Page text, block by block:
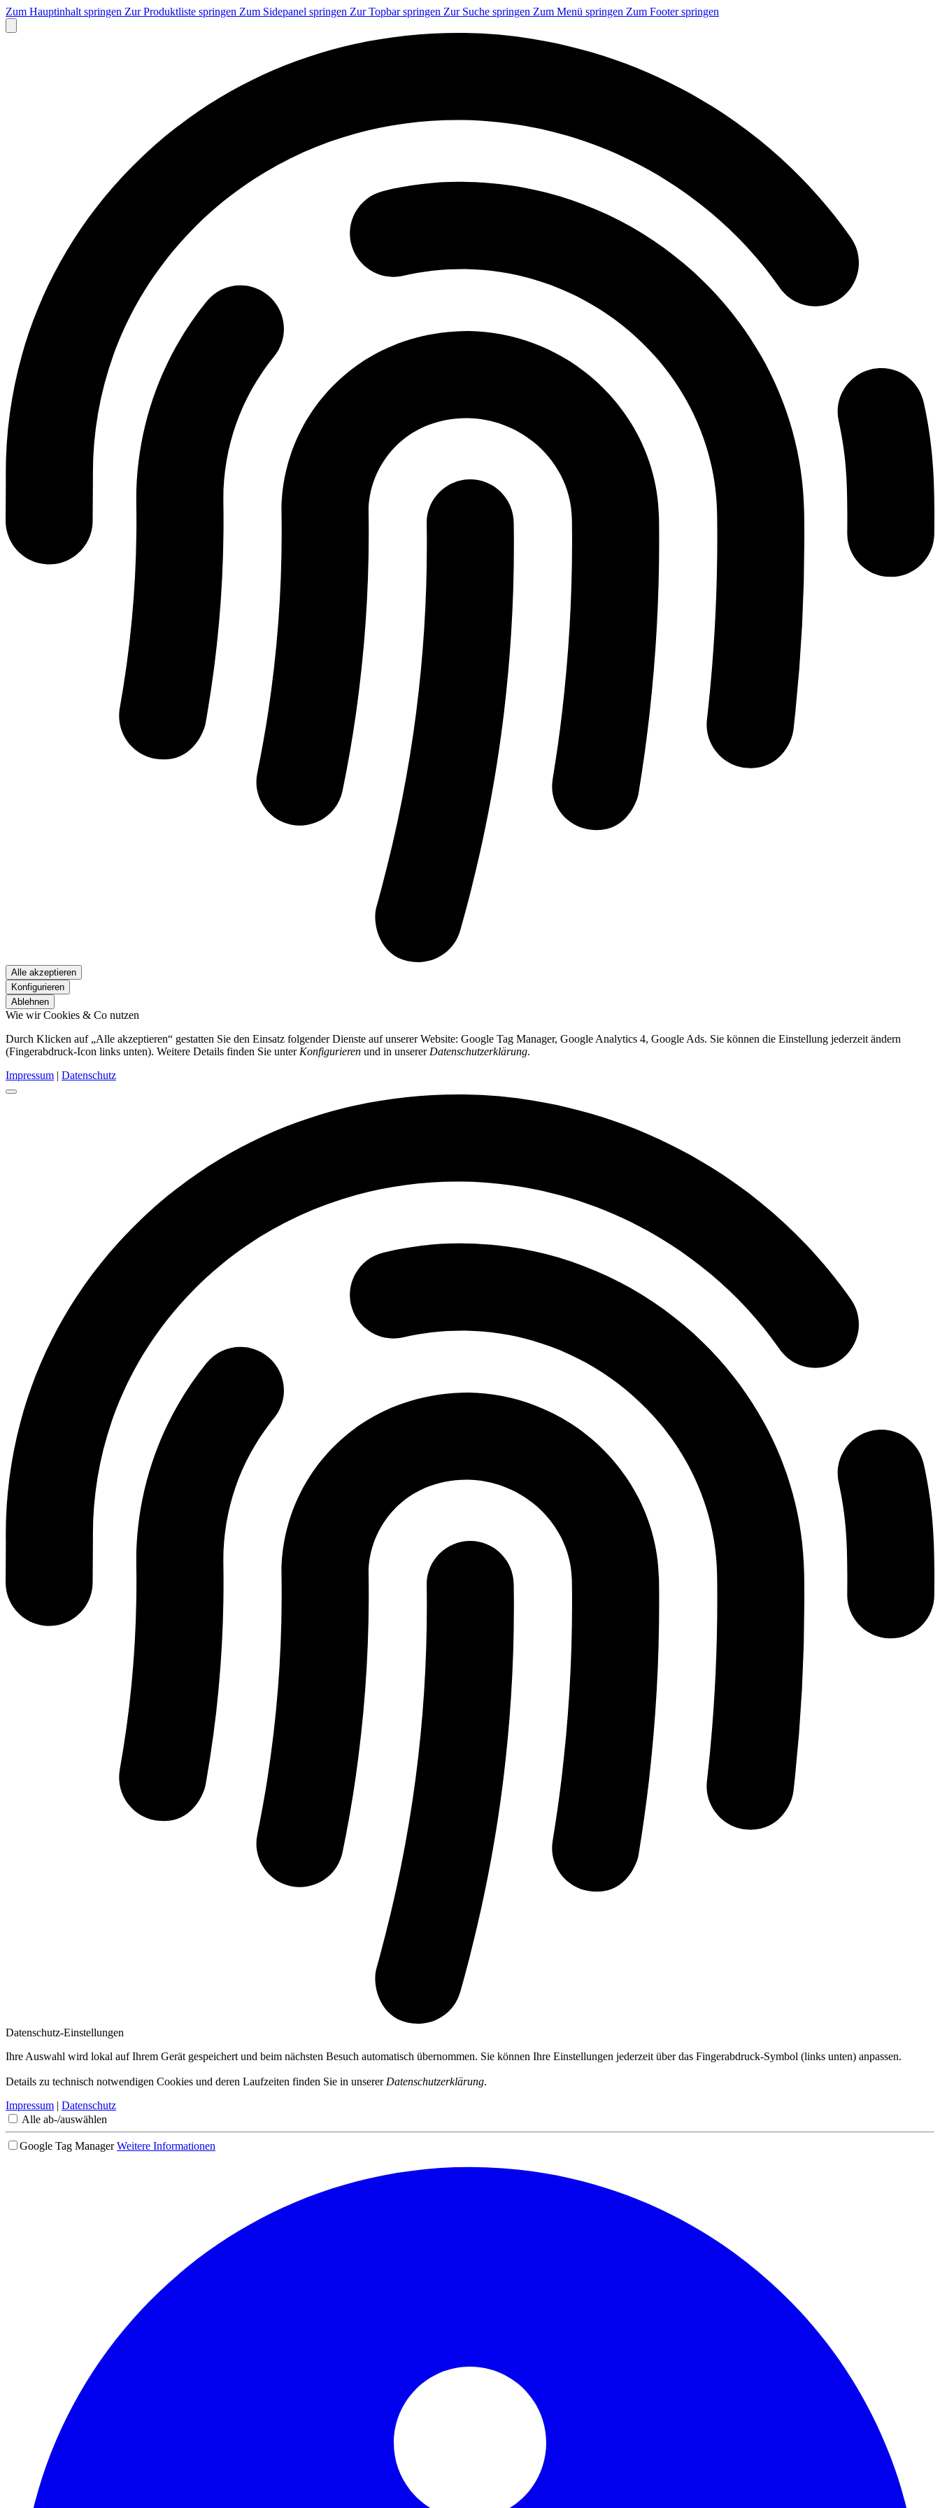
Zum Hauptinhalt springen Zur Produktliste springen Zum Sidepanel springen Zur Topbar springen Zur Suche springen Zum Menü springen Zum Footer springen
Alle akzeptieren
Konfigurieren
Ablehnen
Wie wir Cookies & Co nutzen
Durch Klicken auf „Alle akzeptieren“ gestatten Sie den Einsatz folgender Dienste auf unserer Website: Google Tag Manager, Google Analytics 4, Google Ads. Sie können die Einstellung jederzeit ändern
(Fingerabdruck-Icon links unten). Weitere Details finden Sie unter Konfigurieren und in unserer Datenschutzerklärung.
Impressum | Datenschutz
Datenschutz-Einstellungen
Ihre Auswahl wird lokal auf Ihrem Gerät gespeichert und beim nächsten Besuch automatisch übernommen. Sie können Ihre Einstellungen jederzeit über das Fingerabdruck-Symbol (links unten) anpassen.
Details zu technisch notwendigen Cookies und deren Laufzeiten finden Sie in unserer Datenschutzerklärung.
Impressum | Datenschutz
Alle ab-/auswählen
Google Tag Manager Weitere Informationen